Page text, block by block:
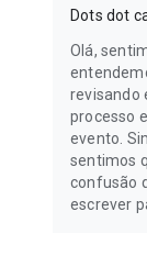
Dots dot
Olá,
revisando
processo
evento.
sentimos
confusão
escrever